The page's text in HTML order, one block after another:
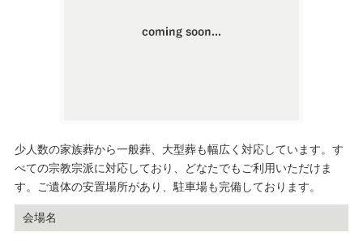
少人数の家族葬から一般葬、大型葬も幅広く対応しています。す
べての宗教宗派に対応しており、どなたでもご利用いただけま
す。ご遺体の安置場所があり、駐車場も完備しております。
会場名